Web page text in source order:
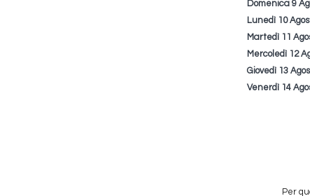
Domenica 9
Lunedì 10
Martedì 11
Mercoledì 12
Giovedì 13
Venerdì 14
Per